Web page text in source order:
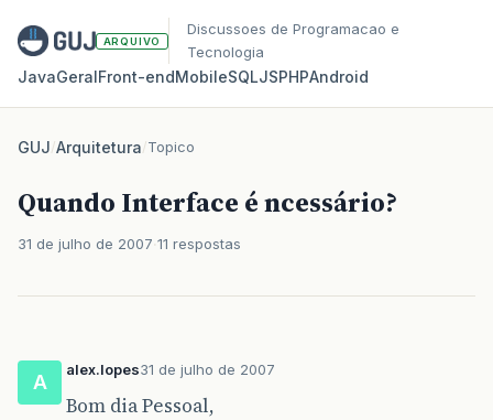
ARQUIVO
Discussoes de Programacao e
Tecnologia
JavaGeralFront‑endMobileSQLJSPHPAndroid
GUJ/Arquitetura/Topico
Quando Interface é ncessário?
31 de julho de 2007 11 respostas
A
alex.lopes31 de julho de 2007
Bom dia Pessoal,